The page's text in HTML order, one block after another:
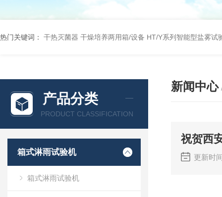
热门关键词： 干热灭菌器 干燥培养两用箱/设备 HT/Y系列智能型盐雾试
产品分类
PRODUCT CLASSIFICATION
箱式淋雨试验机
箱式淋雨试验机
新闻中心
祝贺西
更新时